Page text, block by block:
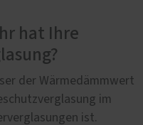
hat Ihre
der Wärmedämmwert
im
ist.